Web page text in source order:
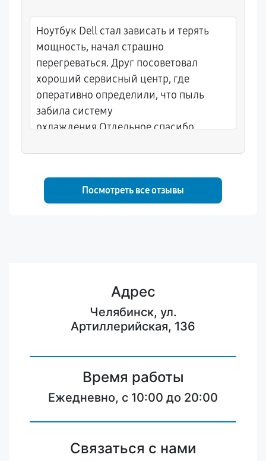
Ноутбук Dell стал зависать и терять
мощность, начал страшно
перегреваться. Друг посоветовал
хороший сервисный центр, где
оперативно определили, что пыль
забила систему
охлаждения.Отдельное спасибо
профессионального подхода.
Посмотреть все отзывы
Адрес
Челябинск, ул.
Артиллерийская, 136
Время работы
Ежедневно, с 10:00 до 20:00
Связаться с нами